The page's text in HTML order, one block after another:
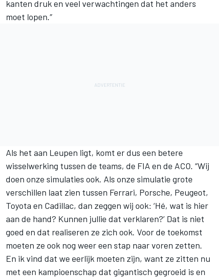
kanten druk en veel verwachtingen dat het anders
moet lopen.”
Als het aan Leupen ligt, komt er dus een betere
wisselwerking tussen de teams, de FIA en de ACO. “Wij
doen onze simulaties ook. Als onze simulatie grote
verschillen laat zien tussen Ferrari, Porsche, Peugeot,
Toyota en Cadillac, dan zeggen wij ook: ‘Hé, wat is hier
aan de hand? Kunnen jullie dat verklaren?’ Dat is niet
goed en dat realiseren ze zich ook. Voor de toekomst
moeten ze ook nog weer een stap naar voren zetten.
En ik vind dat we eerlijk moeten zijn, want ze zitten nu
met een kampioenschap dat gigantisch gegroeid is en